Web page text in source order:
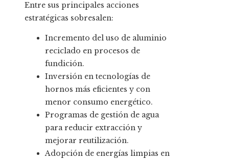
Entre sus principales acciones
estratégicas sobresalen:
Incremento del uso de aluminio
reciclado en procesos de
fundición.
Inversión en tecnologías de
hornos más eficientes y con
menor consumo energético.
Programas de gestión de agua
para reducir extracción y
mejorar reutilización.
Adopción de energías limpias en